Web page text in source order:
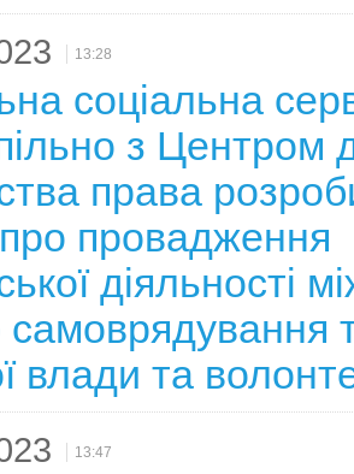
13:28
соціальна
з Центром
права
провадження
діяльності
самоврядування
влади та
13:47